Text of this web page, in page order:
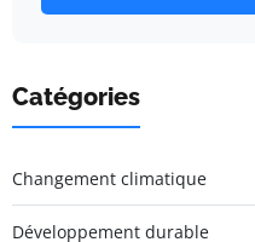
Catégories
Changement climatique
Développement durable